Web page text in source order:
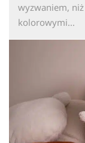
wyzwaniem,
kolorowymi...